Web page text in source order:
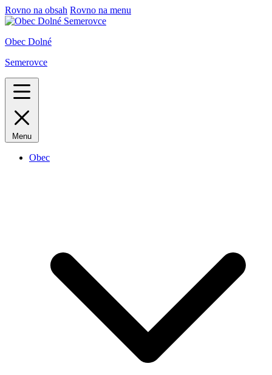
Rovno na obsah Rovno na menu
Obec Dolné
Semerovce
Menu
Obec